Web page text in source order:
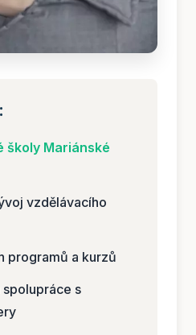
školy Mariánské
vzdělávacího
programů a kurzů
spolupráce s